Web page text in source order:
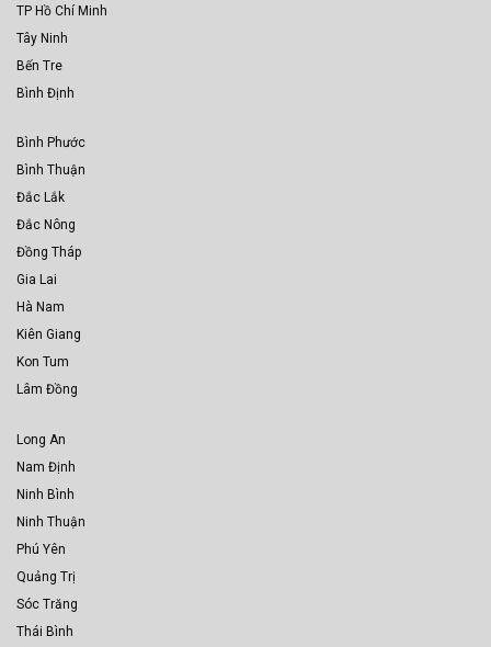
TP Hồ Chí Minh
Tây Ninh
Bến Tre
Bình Định
Bình Phước
Bình Thuận
Đắc Lắk
Đắc Nông
Đồng Tháp
Gia Lai
Hà Nam
Kiên Giang
Kon Tum
Lâm Đồng
Long An
Nam Định
Ninh Bình
Ninh Thuận
Phú Yên
Quảng Trị
Sóc Trăng
Thái Bình